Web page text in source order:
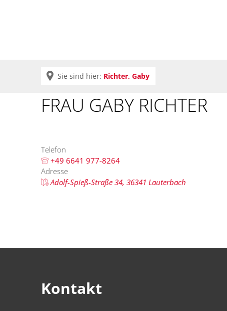
Sie sind hier: Richter, Gaby
FRAU GABY RICHTER
Telefon
+49 6641 977-8264
Adresse
Adolf-Spieß-Straße 34, 36341 Lauterbach
Kontakt